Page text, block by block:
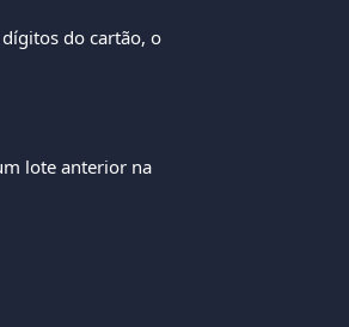
do cartão, o
lote anterior na